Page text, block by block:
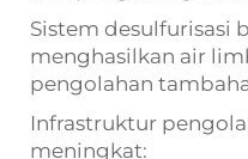
Sistem desulfurisasi
menghasilkan air
pengolahan
Infrastruktur
meningkat: